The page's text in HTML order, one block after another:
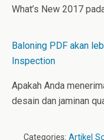
What’s New 2017
Baloning PDF akan
Inspection
Apakah Anda
desain dan jaminan
Categories: Artikel